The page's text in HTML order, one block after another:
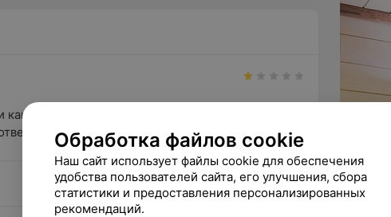
нигде. Сначала 5 минут автоответчик
через 1 минуту, потом стал г...
Обработка файлов cookie
Наш сайт использует файлы cookie для обеспечения
удобства пользователей сайта, его улучшения, сбора
статистики и предоставления персонализированных
рекомендаций.